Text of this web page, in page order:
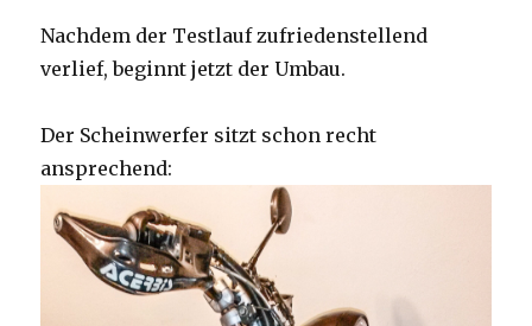
Nachdem der Testlauf zufriedenstellend
verlief, beginnt jetzt der Umbau.
Der Scheinwerfer sitzt schon recht
ansprechend: